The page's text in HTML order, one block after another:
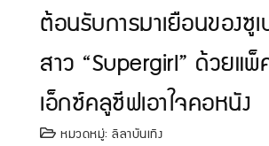
ต้อนรับการมาเยือนของซูเ
สาว “Supergirl” ด้วยแพ็
เอ็กซ์คลูซีฟเอาใจคอหนัง
หมวดหมู่: ลีลาบันเทิง